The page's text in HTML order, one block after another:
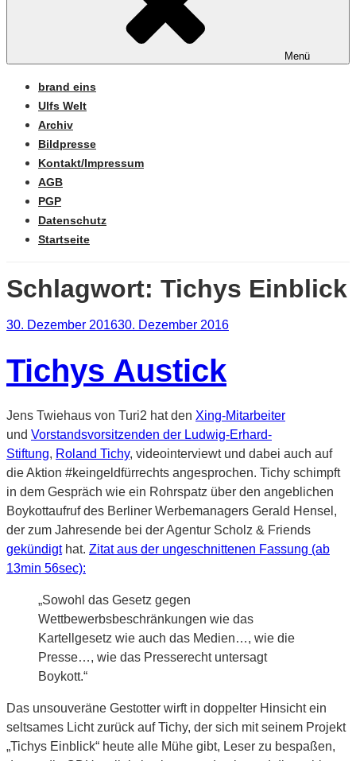
Menü
brand eins
Ulfs Welt
Archiv
Bildpresse
Kontakt/Impressum
AGB
PGP
Datenschutz
Startseite
Schlagwort: Tichys Einblick
Veröffentlicht
30. Dezember 201630. Dezember 2016
Tichys Austick
Jens Twiehaus von Turi2 hat den Xing-Mitarbeiter
und Vorstandsvorsitzenden der Ludwig-Erhard-
Stiftung, Roland Tichy, videointerviewt und dabei auch auf
die Aktion #keingeldfürrechts angesprochen. Tichy schimpft
in dem Gespräch wie ein Rohrspatz über den angeblichen
Boykottaufruf des Berliner Werbemanagers Gerald Hensel,
der zum Jahresende bei der Agentur Scholz & Friends
gekündigthat. Zitat aus der ungeschnittenen Fassung (ab
13min 56sec):
„Sowohl das Gesetz gegen
Wettbewerbsbeschränkungen wie das
Kartellgesetz wie auch das Medien…, wie die
Presse…, wie das Presserecht untersagt
Boykott.“
Das unsouveräne Gestotter wirft in doppelter Hinsicht ein
seltsames Licht zurück auf Tichy, der sich mit seinem Projekt
„Tichys Einblick“ heute alle Mühe gibt, Leser zu bespaßen,